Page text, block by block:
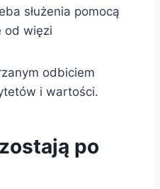
służenia pomocą
od więzi
odbiciem
i wartości.
po